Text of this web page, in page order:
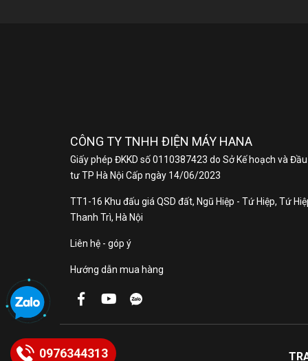
CÔNG TY TNHH ĐIỆN MÁY HANA
Giấy phép ĐKKD số 0110387423 do Sở Kế hoạch và Đầu
tư TP Hà Nội Cấp ngày 14/06/2023
TT1-16 Khu đấu giá QSD đất, Ngũ Hiệp - Tứ Hiệp, Tứ
Thanh Trì, Hà Nội
Liên hệ - góp ý
Hướng dẫn mua hàng
0976344313